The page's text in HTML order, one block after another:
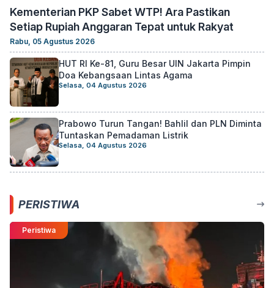
Kementerian PKP Sabet WTP! Ara Pastikan
Setiap Rupiah Anggaran Tepat untuk Rakyat
Rabu, 05 Agustus 2026
HUT RI Ke-81, Guru Besar UIN Jakarta Pimpin
Doa Kebangsaan Lintas Agama
Selasa, 04 Agustus 2026
Prabowo Turun Tangan! Bahlil dan PLN Diminta
Tuntaskan Pemadaman Listrik
Selasa, 04 Agustus 2026
PERISTIWA
Peristiwa